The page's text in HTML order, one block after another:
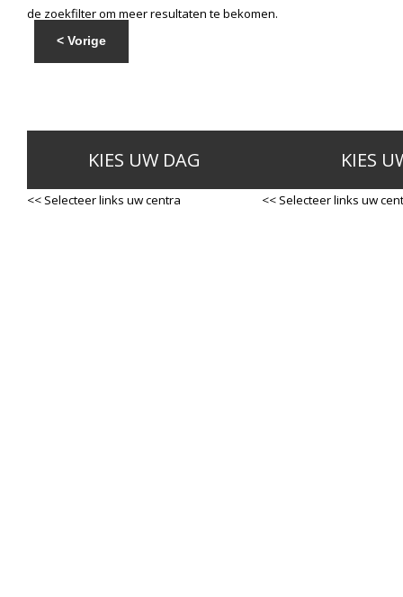
de zoekfilter om meer resultaten te bekomen.
< Vorige
KIES UW DAG
<< Selecteer links uw centra
KIES
<< Selecteer links uw